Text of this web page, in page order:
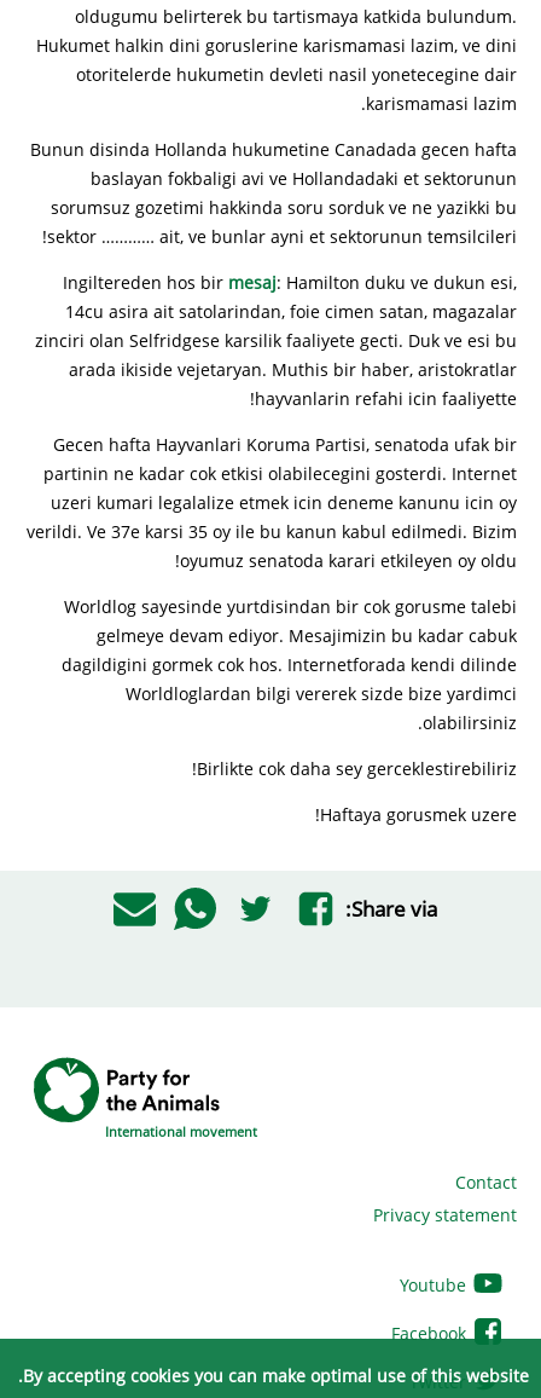
oldugumu belirterek bu tartismaya katkida bulundum.
Hukumet halkin dini goruslerine karismamasi lazim, ve dini
otoritelerde hukumetin devleti nasil yonetecegine dair
karismamasi lazim.
Bunun disinda Hollanda hukumetine Canadada gecen hafta
baslayan fokbaligi avi ve Hollandadaki et sektorunun
sorumsuz gozetimi hakkinda soru sorduk ve ne yazikki bu
sektor ………… ait, ve bunlar ayni et sektorunun temsilcileri!
Ingiltereden hos bir mesaj: Hamilton duku ve dukun esi,
14cu asira ait satolarindan, foie cimen satan, magazalar
zinciri olan Selfridgese karsilik faaliyete gecti. Duk ve esi bu
arada ikiside vejetaryan. Muthis bir haber, aristokratlar
hayvanlarin refahi icin faaliyette!
Gecen hafta Hayvanlari Koruma Partisi, senatoda ufak bir
partinin ne kadar cok etkisi olabilecegini gosterdi. Internet
uzeri kumari legalalize etmek icin deneme kanunu icin oy
verildi. Ve 37e karsi 35 oy ile bu kanun kabul edilmedi. Bizim
oyumuz senatoda karari etkileyen oy oldu!
Worldlog sayesinde yurtdisindan bir cok gorusme talebi
gelmeye devam ediyor. Mesajimizin bu kadar cabuk
dagildigini gormek cok hos. Internetforada kendi dilinde
Worldloglardan bilgi vererek sizde bize yardimci
olabilirsiniz.
Birlikte cok daha sey gerceklestirebiliriz!
Haftaya gorusmek uzere!
Share via:
International movement
Contact
Privacy statement
Facebook
Twitter
By accepting cookies you can make optimal use of this website.